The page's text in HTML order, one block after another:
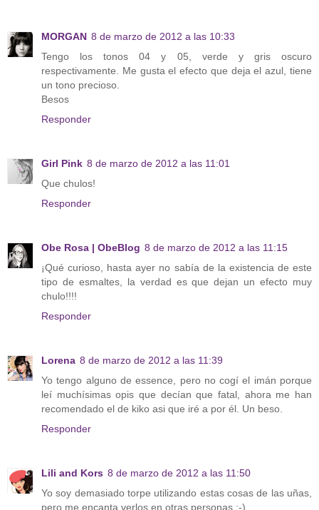
MORGAN 8 de marzo de 2012 a las 10:33
Tengo los tonos 04 y 05, verde y gris oscuro
respectivamente. Me gusta el efecto que deja el azul, tiene
un tono precioso.
Besos
Responder
Girl Pink 8 de marzo de 2012 a las 11:01
Que chulos!
Responder
Obe Rosa | ObeBlog 8 de marzo de 2012 a las 11:15
¡Qué curioso, hasta ayer no sabía de la existencia de este
tipo de esmaltes, la verdad es que dejan un efecto muy
chulo!!!!
Responder
Lorena 8 de marzo de 2012 a las 11:39
Yo tengo alguno de essence, pero no cogí el imán porque
leí muchísimas opis que decían que fatal, ahora me han
recomendado el de kiko asi que iré a por él. Un beso.
Responder
Lili and Kors 8 de marzo de 2012 a las 11:50
Yo soy demasiado torpe utilizando estas cosas de las uñas,
pero me encanta verlos en otras personas :-)